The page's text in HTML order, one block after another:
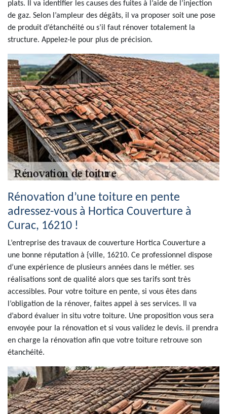
plats. Il va identifier les causes des fuites à l’aide de l’injection
de gaz. Selon l’ampleur des dégâts, il va proposer soit une pose
de produit d’étanchéité ou s’il faut rénover totalement la
structure. Appelez-le pour plus de précision.
Rénovation d’une toiture en pente
adressez-vous à Hortica Couverture à
Curac, 16210 !
L’entreprise des travaux de couverture Hortica Couverture a
une bonne réputation à {ville, 16210. Ce professionnel dispose
d’une expérience de plusieurs années dans le métier. ses
réalisations sont de qualité alors que ses tarifs sont très
accessibles. Pour votre toiture en pente, si vous êtes dans
l’obligation de la rénover, faites appel à ses services. Il va
d’abord évaluer in situ votre toiture. Une proposition vous sera
envoyée pour la rénovation et si vous validez le devis. il prendra
en charge la rénovation afin que votre toiture retrouve son
étanchéité.